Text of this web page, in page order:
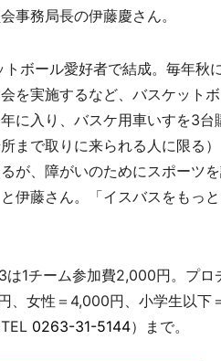
事務局長の伊藤慶さん。
ボール愛好者で結成。毎年秋
を実施するなど、バスケット
に入り、バスケ用車いすを3
まで取りに来られる人に限る
が、障がいのためにスポーツ
伊藤さん。「イスバスをもっ
1チーム参加費2,000円。プロ
、女性＝4,000円、小学生以下
0263-31-5144）まで。